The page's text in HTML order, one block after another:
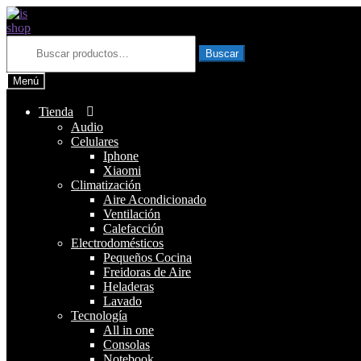
Ir
a
navegación
Ir
al
Buscar
Menú
Tienda
Audio
Celulares
Iphone
Xiaomi
Climatización
Aire Acondicionado
Ventilación
Calefacción
Electrodomésticos
Pequeños Cocina
Freidoras de Aire
Heladeras
Lavado
Tecnología
All in one
Consolas
Inicio Productos etiquetados “lavarropa semiautomático”